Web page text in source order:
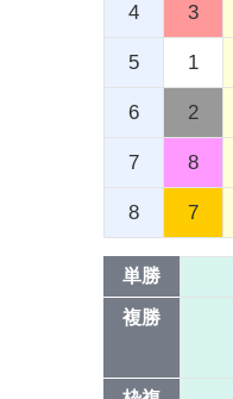
4 3
5 1
6 2
7 8
8 7
単勝
複勝